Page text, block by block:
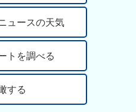
ュースの天気
トを調べる
する